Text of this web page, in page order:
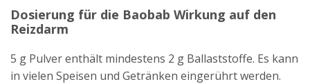
Dosierung für die Baobab Wirkung auf den
Reizdarm
5 g Pulver enthält mindestens 2 g Ballaststoffe. Es kann
in vielen Speisen und Getränken eingerührt werden.